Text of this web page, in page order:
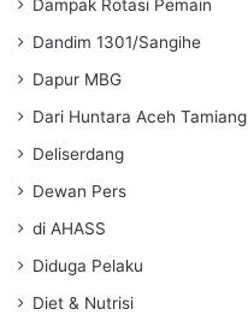
Dampak Rotasi Pemain
Dandim 1301/Sangihe
Dapur MBG
Dari Huntara Aceh Tamiang
Deliserdang
Dewan Pers
di AHASS
Diduga Pelaku
Diet & Nutrisi